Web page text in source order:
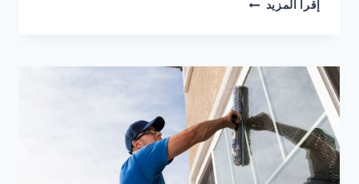
إقرأ المزيد
في
ام
القيوين
0553690604